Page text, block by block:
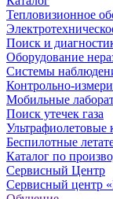
Тепловизионное
Поиск и
Оборудование
Системы
Контрольно-
Мобильные
Поиск утечек газа
Ультрафиолетовые
Беспилотные
Каталог по
Сервисный Центр
Сервисный центр